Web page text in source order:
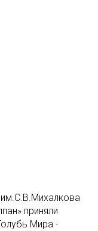
им.С.В.Михалкова
приняли
Мира -